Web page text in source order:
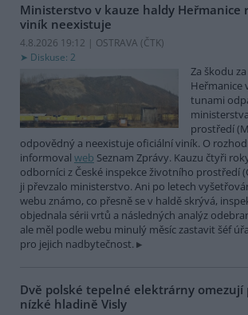
Ministerstvo v kauze haldy Heřmanice
viník neexistuje
4.8.2026 19:12 | OSTRAVA (ČTK)
Diskuse: 2
Za škodu
Heřmanice
tunami
prostředí
odpovědný a neexistuje oficiální viník. O
informoval web Seznam Zprávy. Kauzu čtyři
odborníci z České inspekce životního prostředí
ji převzalo ministerstvo. Ani po letech
webu známo, co přesně se v haldě skrývá,
objednala sérii vrtů a následných analýz
ale měl podle webu minulý měsíc zastavit šéf
pro jejich nadbytečnost.
Dvě polské tepelné elektrárny omezují
nízké hladině Visly